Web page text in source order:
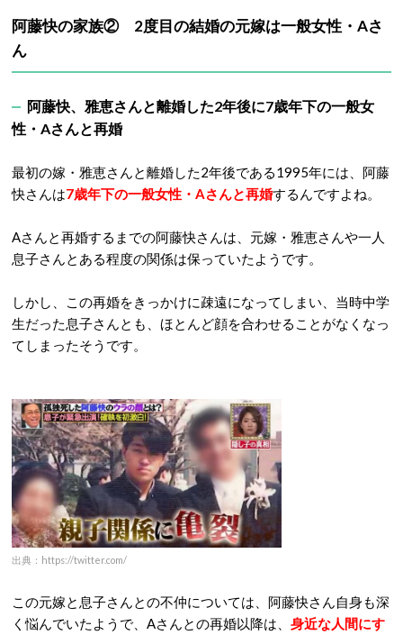
阿藤快の家族② 2度目の結婚の元嫁は一般女性・Aさ
ん
阿藤快、雅恵さんと離婚した2年後に7歳年下の一般女
性・Aさんと再婚
最初の嫁・雅恵さんと離婚した2年後である1995年には、阿藤
快さんは7歳年下の一般女性・Aさんと再婚するんですよね。
Aさんと再婚するまでの阿藤快さんは、元嫁・雅恵さんや一人
息子さんとある程度の関係は保っていたようです。
しかし、この再婚をきっかけに疎遠になってしまい、当時中学
生だった息子さんとも、ほとんど顔を合わせることがなくなっ
てしまったそうです。
出典：https://twitter.com/
この元嫁と息子さんとの不仲については、阿藤快さん自身も深
く悩んでいたようで、Aさんとの再婚以降は、 身近な人間にす